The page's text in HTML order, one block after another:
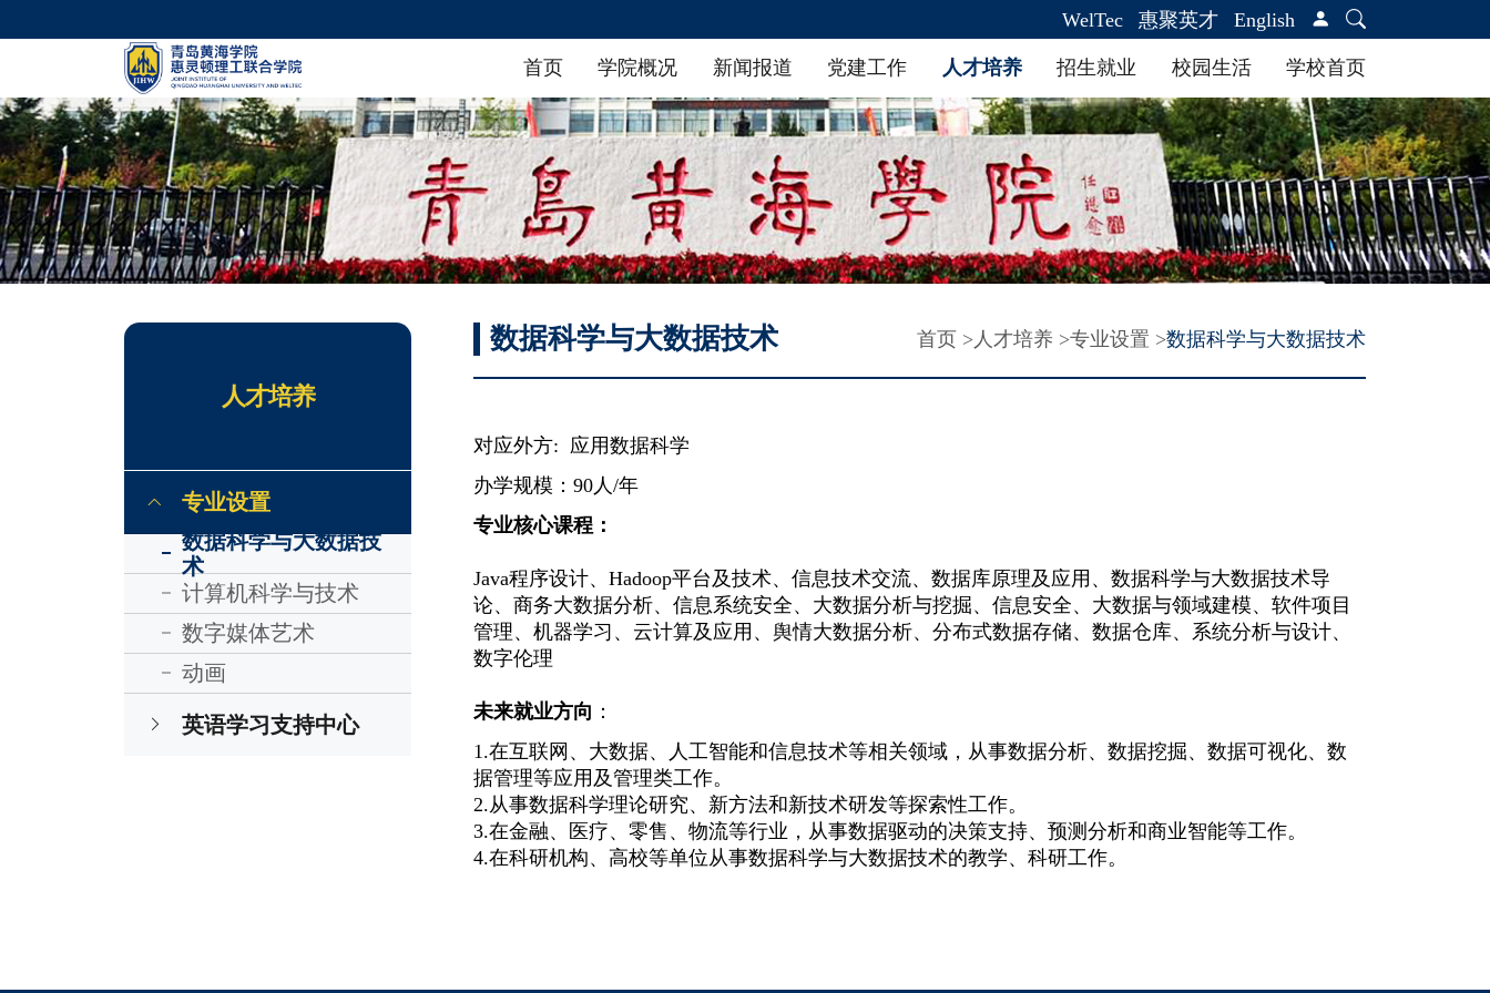
WelTec 惠聚英才 English
首页 学院概况
学院简介 院长寄语 学院领导 组织架构 师资队伍 地图指引 加入我们
新闻报道
综合新闻 通知公告 菁菁校园
党建工作
党建动态 理论学习 规章制度
人才培养
专业设置 英语学习支持中心
招生就业
招生信息 就业信息
校园生活
团组织 学生组织 学生活动 咨询支持 校园服务
学校首页
人才培养
专业设置
数据科学与大数据技
术
计算机科学与技术
数字媒体艺术
动画
英语学习支持中心
数据科学与大数据技术 首页 > 人才培养 >专业设置 >数据科学与大数据技术
对应外方: 应用数据科学
办学规模：90人/年
专业核心课程：
Java程序设计、Hadoop平台及技术、信息技术交流、数据库原理及应用、数据科学与大数据技术导
论、商务大数据分析、信息系统安全、大数据分析与挖掘、信息安全、大数据与领域建模、软件项目
管理、机器学习、云计算及应用、舆情大数据分析、分布式数据存储、数据仓库、系统分析与设计、
数字伦理
未来就业方向 ：
1.在互联网、大数据、人工智能和信息技术等相关领域，从事数据分析、数据挖掘、数据可视化、数
据管理等应用及管理类工作。
2.从事数据科学理论研究、新方法和新技术研发等探索性工作。
3.在金融、医疗、零售、物流等行业，从事数据驱动的决策支持、预测分析和商业智能等工作。
4.在科研机构、高校等单位从事数据科学与大数据技术的教学、科研工作。